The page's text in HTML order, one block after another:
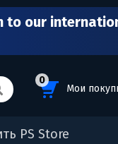
to our
0
Мои
PS Store